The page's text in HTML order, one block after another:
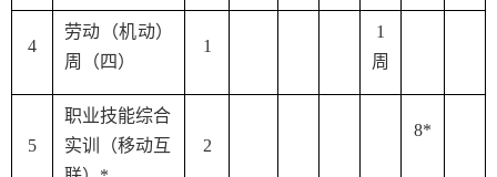
4
劳动（机动）
周（四）
1
1
周
5
职业技能综合
实训（移动互
2
8*